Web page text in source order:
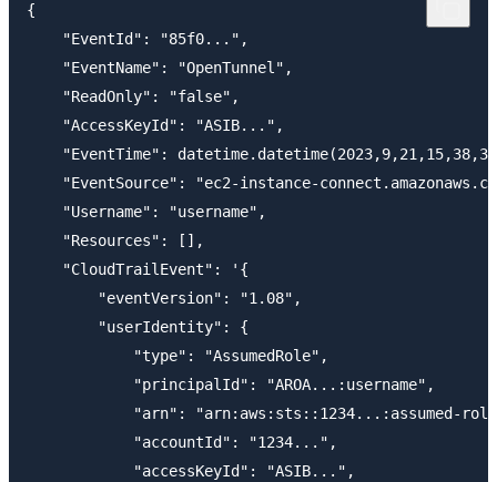
{
    "EventId": "85f0...",
    "EventName": "OpenTunnel",
    "ReadOnly": "false",
    "AccessKeyId": "ASIB...",
"EventTime":
"EventSource": "ec2-instance-
    "Username": "username",
    "Resources": [],
    "CloudTrailEvent": '{
        "eventVersion": "1.08",
        "userIdentity": {
            "type": "AssumedRole",
            "principalId": "AROA...:username",
"arn": "arn:aws:sts::1234...:assumed-
            "accountId": "1234...",
            "accessKeyId": "ASIB...",